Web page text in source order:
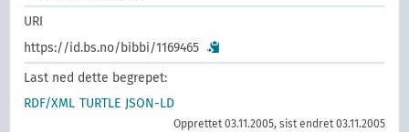
URI
https://id.bs.no/bibbi/1169465
Last ned dette begrepet:
RDF/XML TURTLE JSON-LD
Opprettet 03.11.2005, sist endret 03.11.2005